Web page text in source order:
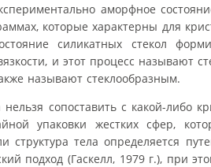
аморфное
которые характерны для
силикатных стекол
и этот процесс называют
называют стеклообразным.
сопоставить с какой-либо
упаковки жестких сфер,
тела определяется
подход (Гаскелл, 1979 г.), при